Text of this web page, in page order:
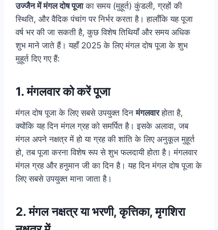
उज्जैन में मंगल दोष पूजाका समय (मुहूर्त) कुंडली, ग्रहों की
स्थिति, और वैदिक पंचांग पर निर्भर करता है। हालाँकि यह पूजा
वर्ष भर की जा सकती है, कुछ विशेष तिथियाँ और समय अधिक
शुभ माने जाते हैं। यहाँ 2025 के लिए मंगल दोष पूजा के शुभ
मुहूर्त दिए गए हैं:
1.मंगलवार को करें पूजा
मंगल दोष पूजा के लिए सबसे उपयुक्त दिनमंगलवारहोता है,
क्योंकि यह दिन मंगल ग्रह को समर्पित है। इसके अलावा, जब
मंगल अपने नक्षत्र में हो या ग्रह की शांति के लिए अनुकूल मुहूर्त
हो, तब पूजा करना विशेष रूप से शुभ फलदायी होता है। मंगलवार
मंगल ग्रह और हनुमान जी का दिन है। यह दिन मंगल दोष पूजा के
लिए सबसे उपयुक्त माना जाता है।
2.मंगल नक्षत्र या भरणी, कृत्तिका, मृगशिरा